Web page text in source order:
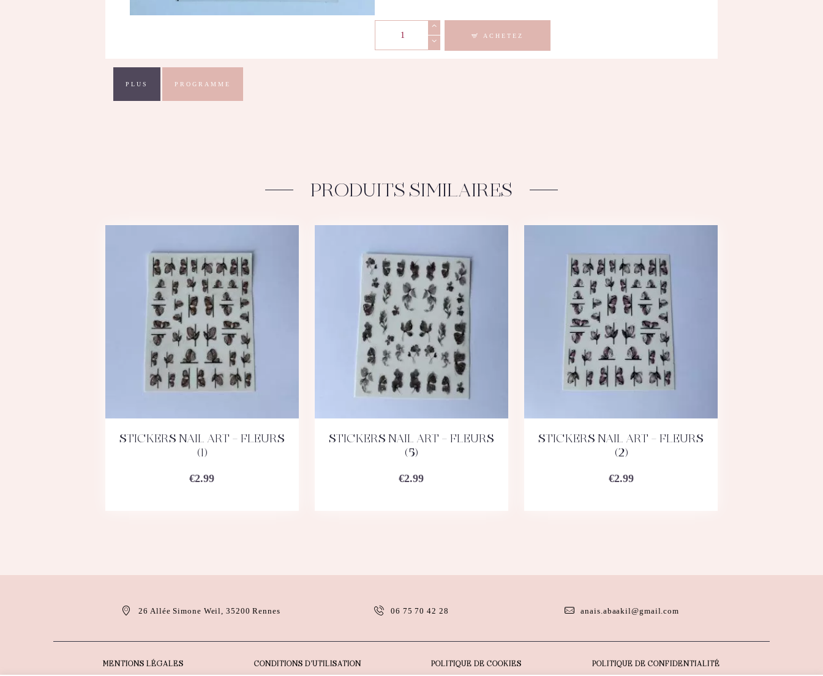
ACHETEZ
PLUS PROGRAMME
PRODUITS SIMILAIRES
ACHETEZ DÉTAILS
STICKERS NAIL ART – FLEURS
(1)
€2.99
ACHETEZ DÉTAILS
STICKERS NAIL ART – FLEURS
(5)
€2.99
ACHETEZ DÉTAILS
STICKERS NAIL ART – FLEURS
(2)
€2.99
26 Allée Simone Weil, 35200 Rennes 06 75 70 42 28 anais.abaakil@gmail.com
MENTIONS LÉGALES CONDITIONS D’UTILISATION POLITIQUE DE COOKIES POLITIQUE DE CONFIDENTIALITÉ